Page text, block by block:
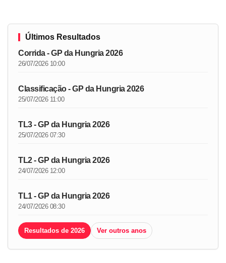
Últimos Resultados
Corrida - GP da Hungria 2026
26/07/2026 10:00
Classificação - GP da Hungria 2026
25/07/2026 11:00
TL3 - GP da Hungria 2026
25/07/2026 07:30
TL2 - GP da Hungria 2026
24/07/2026 12:00
TL1 - GP da Hungria 2026
24/07/2026 08:30
Resultados de 2026 Ver outros anos